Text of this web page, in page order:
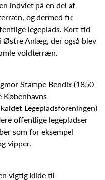
indviet på en del af
og dermed fik
legeplads. Kort tid
Østre Anlæg, der også blev
voldterræn.
Stampe Bendix (1850-
Legepladsforeningen)
offentlige legepladser
som for eksempel
vipper.
vigtig kilde til